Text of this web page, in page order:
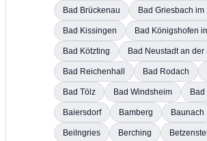
Bad Brückenau Bad Griesbach im
Bad Kissingen Bad Königshofen
Bad Kötzting Bad Neustadt an der
Bad Reichenhall Bad Rodach
Bad Tölz Bad Windsheim
Baiersdorf Bamberg Baunach
Beilngries Berching